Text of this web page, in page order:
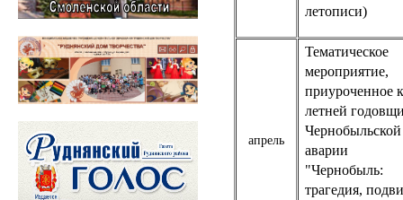
летописи)
апрель
Тематическое
мероприятие,
приуроченное
летней
Чернобыльской
аварии
"Чернобыль:
трагедия,